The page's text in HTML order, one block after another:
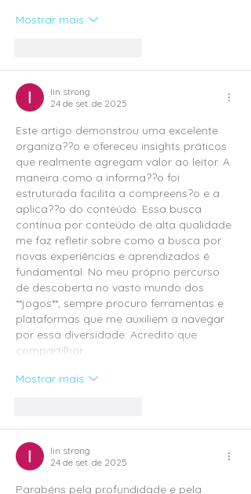
Mostrar mais
lin strong
24 de set. de 2025
Este artigo demonstrou uma excelente
organiza??o e ofereceu insights práticos
que realmente agregam valor ao leitor. A
maneira como a informa??o foi
estruturada facilita a compreens?o e a
aplica??o do conteúdo. Essa busca
contínua por conteúdo de alta qualidade
me faz refletir sobre como a busca por
novas experiências e aprendizados é
fundamental. No meu próprio percurso
de descoberta no vasto mundo dos
**jogos**, sempre procuro ferramentas e
plataformas que me auxiliem a navegar
por essa diversidade. Acredito que
compartilhar…
Mostrar mais
lin strong
24 de set. de 2025
Parabéns pela profundidade e pela